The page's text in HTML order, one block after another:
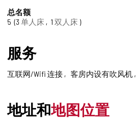
中
添
删
除
总名额
5 3 单人床 1 双人床
服务
互联网/Wifi 连接 客房内设有吹风机
地址和地图位置